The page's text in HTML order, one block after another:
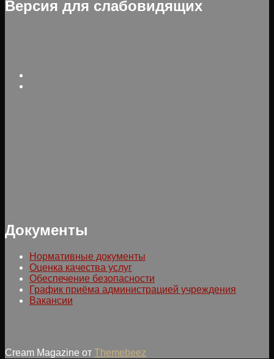
Версия для слабовидящих
Документы
Нормативные документы
Оценка качества услуг
Обеспечение безопасности
График приёма администрацией учреждения
Вакансии
Cream Magazine от Themebeez